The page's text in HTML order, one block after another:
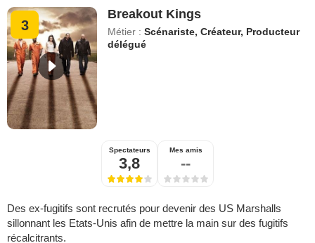
3
Breakout Kings
Métier :Scénariste, Créateur, Producteur
délégué
Spectateurs
3,8
Mes amis
--
Des ex-fugitifs sont recrutés pour devenir des US Marshalls
sillonnant les Etats-Unis afin de mettre la main sur des fugitifs
récalcitrants.